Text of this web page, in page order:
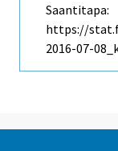
Saantitapa:
https://
2016-07-